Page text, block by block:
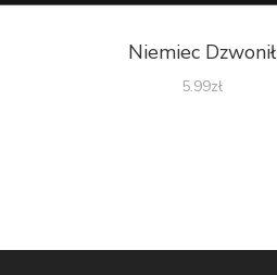
Niemiec Dzwonił
5.99zł